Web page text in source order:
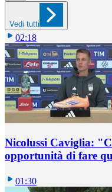
Vedi tutti
02:18
Nicolussi Caviglia:
opportunità di fare
01:30